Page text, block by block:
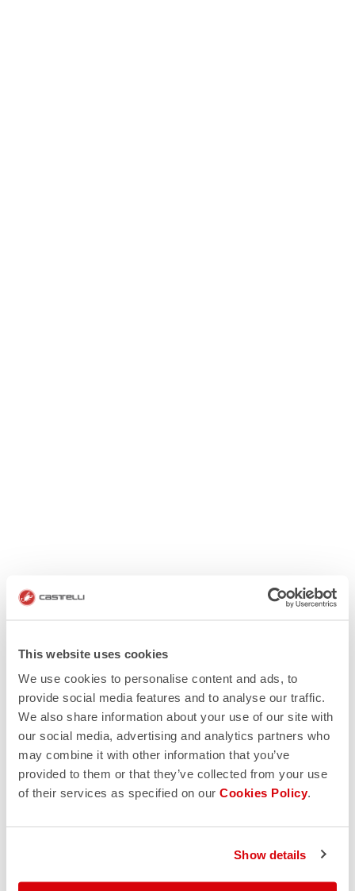
This website uses cookies
We use cookies to personalise content and ads, to
provide social media features and to analyse our traffic.
We also share information about your use of our site with
our social media, advertising and analytics partners who
may combine it with other information that you’ve
provided to them or that they’ve collected from your use
of their services as specified on our Cookies Policy.
Show details